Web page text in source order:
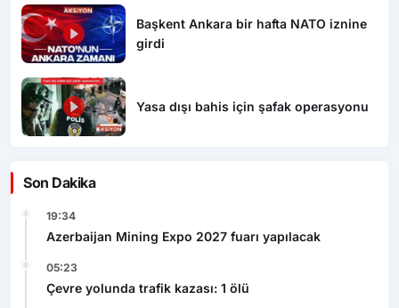
Başkent Ankara bir hafta NATO iznine
girdi
Yasa dışı bahis için şafak operasyonu
Son Dakika
19:34
Azerbaijan Mining Expo 2027 fuarı yapılacak
05:23
Çevre yolunda trafik kazası: 1 ölü